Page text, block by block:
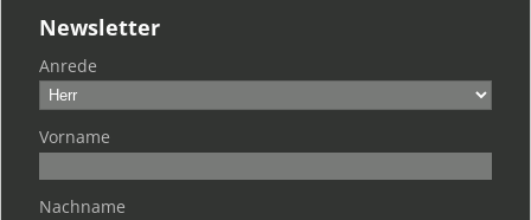
Newsletter
Anrede
Vorname
Nachname